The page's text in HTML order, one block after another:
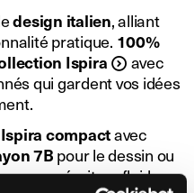
design italien, alliant
pratique. 100%
Ispira
avec
qui gardent vos idées
compactavec
7Bpour le dessin ou
une écriture fluide.